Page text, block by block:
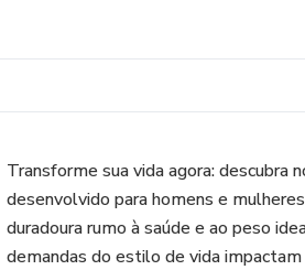
Transforme sua vida agora: descubra
desenvolvido para homens e
duradoura rumo à saúde e ao peso
demandas do estilo de vida